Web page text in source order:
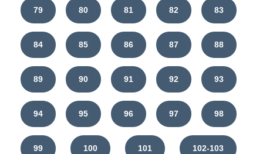
79 80 81 82 83
84 85 86 87 88
89 90 91 92 93
94 95 96 97 98
99 100 101 102-103